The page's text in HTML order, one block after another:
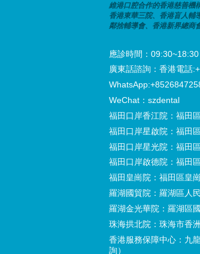
維港口腔合作的香港慈善機
香港東華三院、香港盲人輔
鄰捨輔導會、香港新界總商
應診時間：
廣東話諮詢：香港電話
WeChat：szdental
福田口岸香江院：福田
福田口岸星啟院：福田
福田口岸星光院：福田
福田口岸啟德院：福田
福田皇崗院：福田區皇
羅湖國貿院：羅湖區人
羅湖金光華院：羅湖區
珠海拱北院：珠海市香
香港服務保障中心：九
詢）